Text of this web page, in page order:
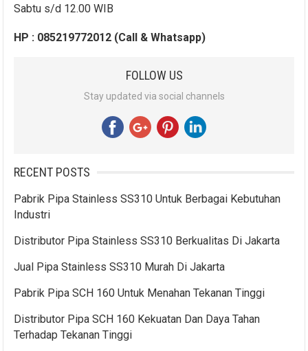
Sabtu s/d 12.00 WIB
HP : 085219772012 (Call & Whatsapp)
FOLLOW US
Stay updated via social channels
RECENT POSTS
Pabrik Pipa Stainless SS310 Untuk Berbagai Kebutuhan
Industri
Distributor Pipa Stainless SS310 Berkualitas Di Jakarta
Jual Pipa Stainless SS310 Murah Di Jakarta
Pabrik Pipa SCH 160 Untuk Menahan Tekanan Tinggi
Distributor Pipa SCH 160 Kekuatan Dan Daya Tahan
Terhadap Tekanan Tinggi